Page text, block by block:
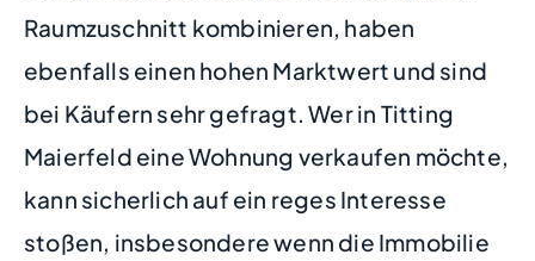
Raumzuschnitt kombinieren, haben
ebenfalls einen hohen Marktwert und sind
bei Käufern sehr gefragt. Wer in Titting
Maierfeld eine Wohnung verkaufen möchte,
kann sicherlich auf ein reges Interesse
stoßen, insbesondere wenn die Immobilie